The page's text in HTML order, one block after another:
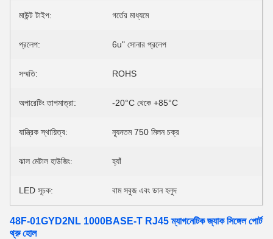
মাউন্ট টাইপ: গর্তের মাধ্যমে
প্রলেপ: 6u" সোনার প্রলেপ
সম্মতি: ROHS
অপারেটিং তাপমাত্রা: -20°C থেকে +85°C
যান্ত্রিক স্থায়িত্ব: ন্যূনতম 750 মিলন চক্র
ঝাল মেটাল হাউজিং: হ্যাঁ
LED সূচক: বাম সবুজ এবং ডান হলুদ
48F-01GYD2NL 1000BASE-T RJ45 ম্যাগনেটিক জ্যাক সিঙ্গেল পোর্ট
থ্রু হোল